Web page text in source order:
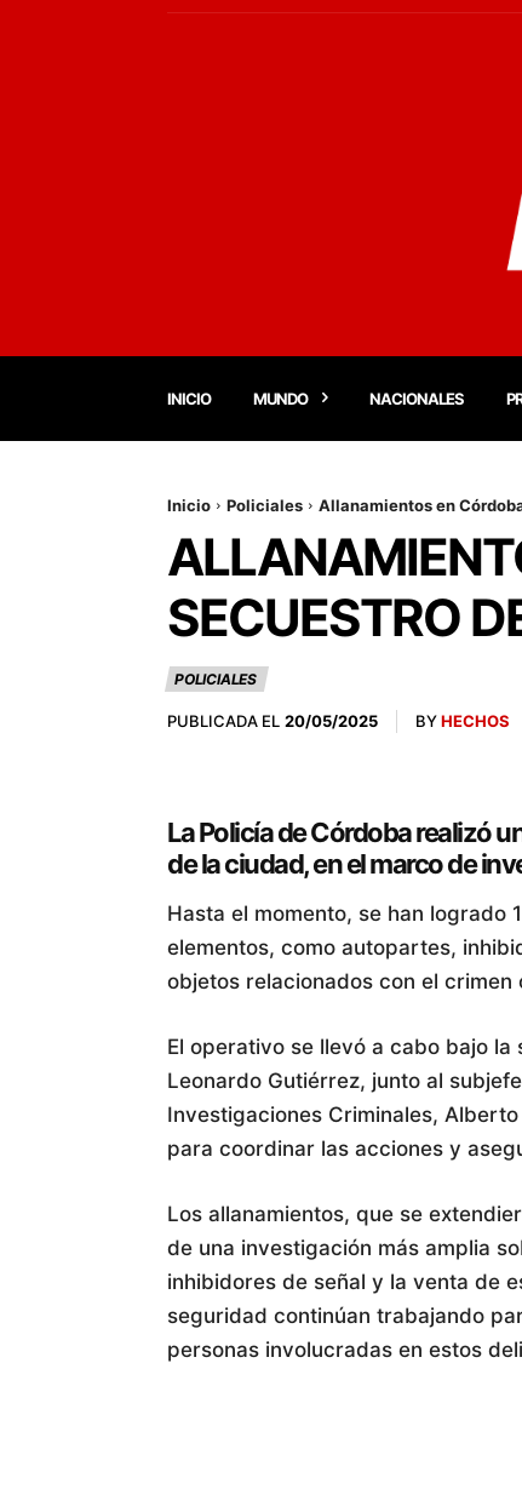
INICIO MUNDO NACIONALES
Inicio Policiales Allanamientos en
SECUESTRO
POLICIALES
PUBLICADA EL 20/05/2025 BYHECHOS
La Policía de Córdoba realizó
de la ciudad, en el marco de
Hasta el momento, se han logrado
elementos, como autopartes,
objetos relacionados con el crimen
El operativo se llevó a cabo bajo
Leonardo Gutiérrez, junto al
Investigaciones Criminales,
para coordinar las acciones y
Los allanamientos, que se
de una investigación más amplia
inhibidores de señal y la venta de
seguridad continúan trabajando
personas involucradas en estos